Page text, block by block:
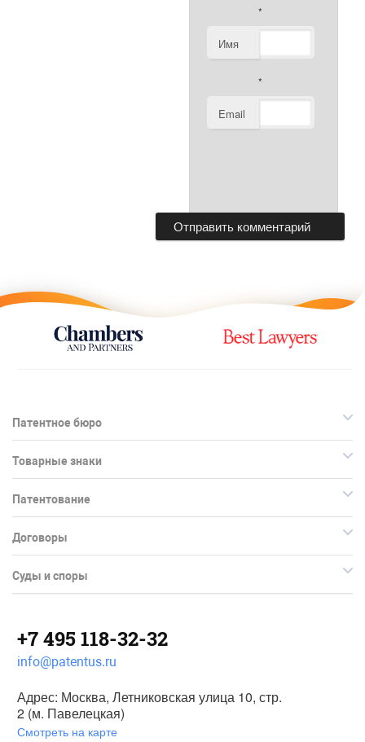
Имя
*
Email
*
Патентное бюро
Товарные знаки
Патентование
Договоры
Суды и споры
+7 495 118-32-32
info@patentus.ru
Адрес: Москва, Летниковская улица 10, стр.
2 (м. Павелецкая)
Смотреть на карте